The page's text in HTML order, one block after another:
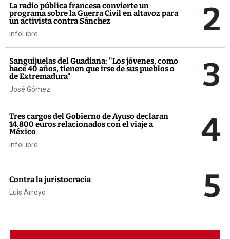
La radio pública francesa convierte un
programa sobre la Guerra Civil en altavoz para
un activista contra Sánchez
infoLibre 2
Sanguijuelas del Guadiana: "Los jóvenes, como
hace 40 años, tienen que irse de sus pueblos o
de Extremadura"
José Gómez 3
Tres cargos del Gobierno de Ayuso declaran
14.800 euros relacionados con el viaje a
México
infoLibre 4
Contra la juristocracia
Luis Arroyo 5